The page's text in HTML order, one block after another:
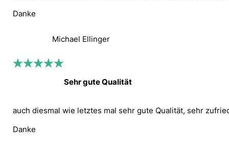
Danke
Michael Ellinger
Sehr gute Qualität
auch diesmal wie letztes mal sehr gute Qualität, sehr
Danke